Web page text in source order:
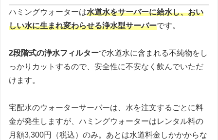
ハミングウォーターは水道水をサーバーに給水し、おい
しい水に生まれ変わらせる浄水型サーバーです。
2段階式の浄水フィルターで水道水に含まれる不純物をし
っかりカットするので、安全性に不安なく飲んでいただ
けます。
宅配水のウォーターサーバーは、水を注文するごとに料
金が発生しますが、ハミングウォーターはレンタル料の
月額3,300円（税込）のみ。あとは水道料金しかかからな